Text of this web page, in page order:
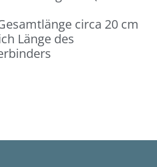
circa 20 cm
Länge des